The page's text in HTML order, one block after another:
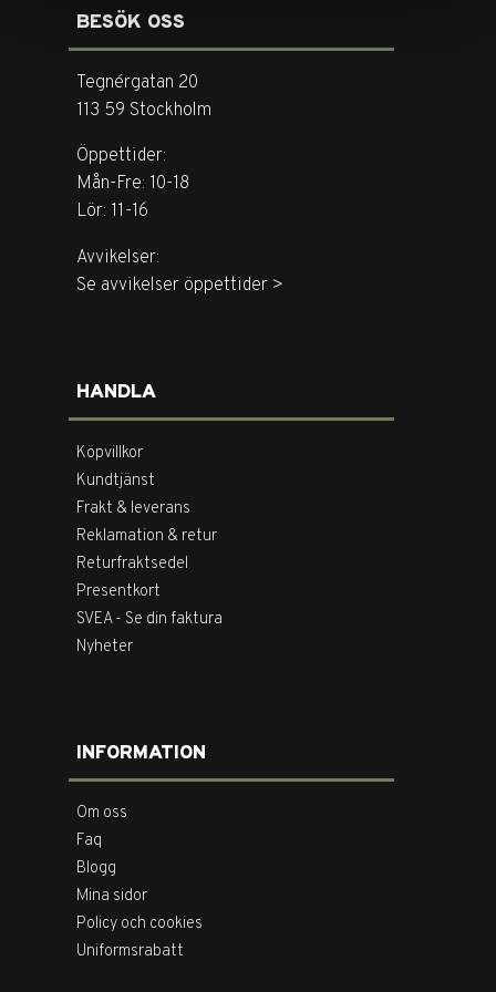
BESÖK OSS
Tegnérgatan 20
113 59 Stockholm
Öppettider:
Mån-Fre: 10-18
Lör: 11-16
Avvikelser:
Se avvikelser öppettider >
HANDLA
Köpvillkor
Kundtjänst
Frakt & leverans
Reklamation & retur
Returfraktsedel
Presentkort
SVEA - Se din faktura
Nyheter
INFORMATION
Om oss
Faq
Blogg
Mina sidor
Policy och cookies
Uniformsrabatt